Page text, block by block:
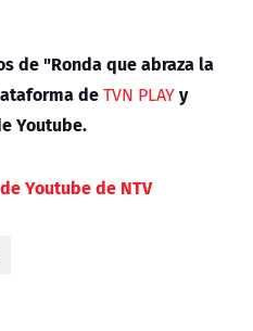
de "Ronda que abraza la
deTVN PLAYy
Youtube.
Youtube de NTV